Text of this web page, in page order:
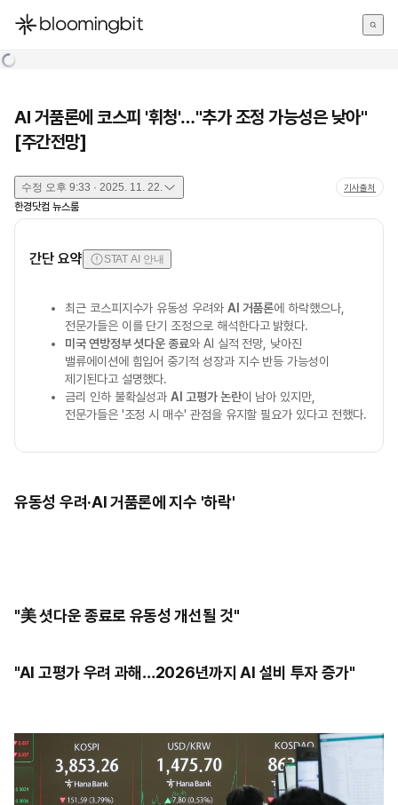
한국어
AI 거품론에 코스피 '휘청'…"추가 조정 가능성은 낮아"
[주간전망]
수정 오후 9:33 · 2025. 11. 22. 기사출처
한경닷컴 뉴스룸
간단 요약 STAT AI 안내
최근 코스피지수가 유동성 우려와 AI 거품론에 하락했으나,
전문가들은 이를 단기 조정으로 해석한다고 밝혔다.
미국 연방정부 셧다운 종료와 AI 실적 전망, 낮아진
밸류에이션에 힘입어 중기적 성장과 지수 반등 가능성이
제기된다고 설명했다.
금리 인하 불확실성과AI 고평가 논란이 남아 있지만,
전문가들은 '조정 시 매수' 관점을 유지할 필요가 있다고 전했다.
유동성 우려·AI 거품론에 지수 '하락'
"美 셧다운 종료로 유동성 개선될 것"
"AI 고평가 우려 과해…2026년까지 AI 설비 투자 증가"